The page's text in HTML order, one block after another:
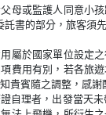
母或監護人同意小
託書的部分，旅客須
用屬於國家單位設定
費用有別，若各旅
貴賓隨之調整，感謝
自理者，出發當天